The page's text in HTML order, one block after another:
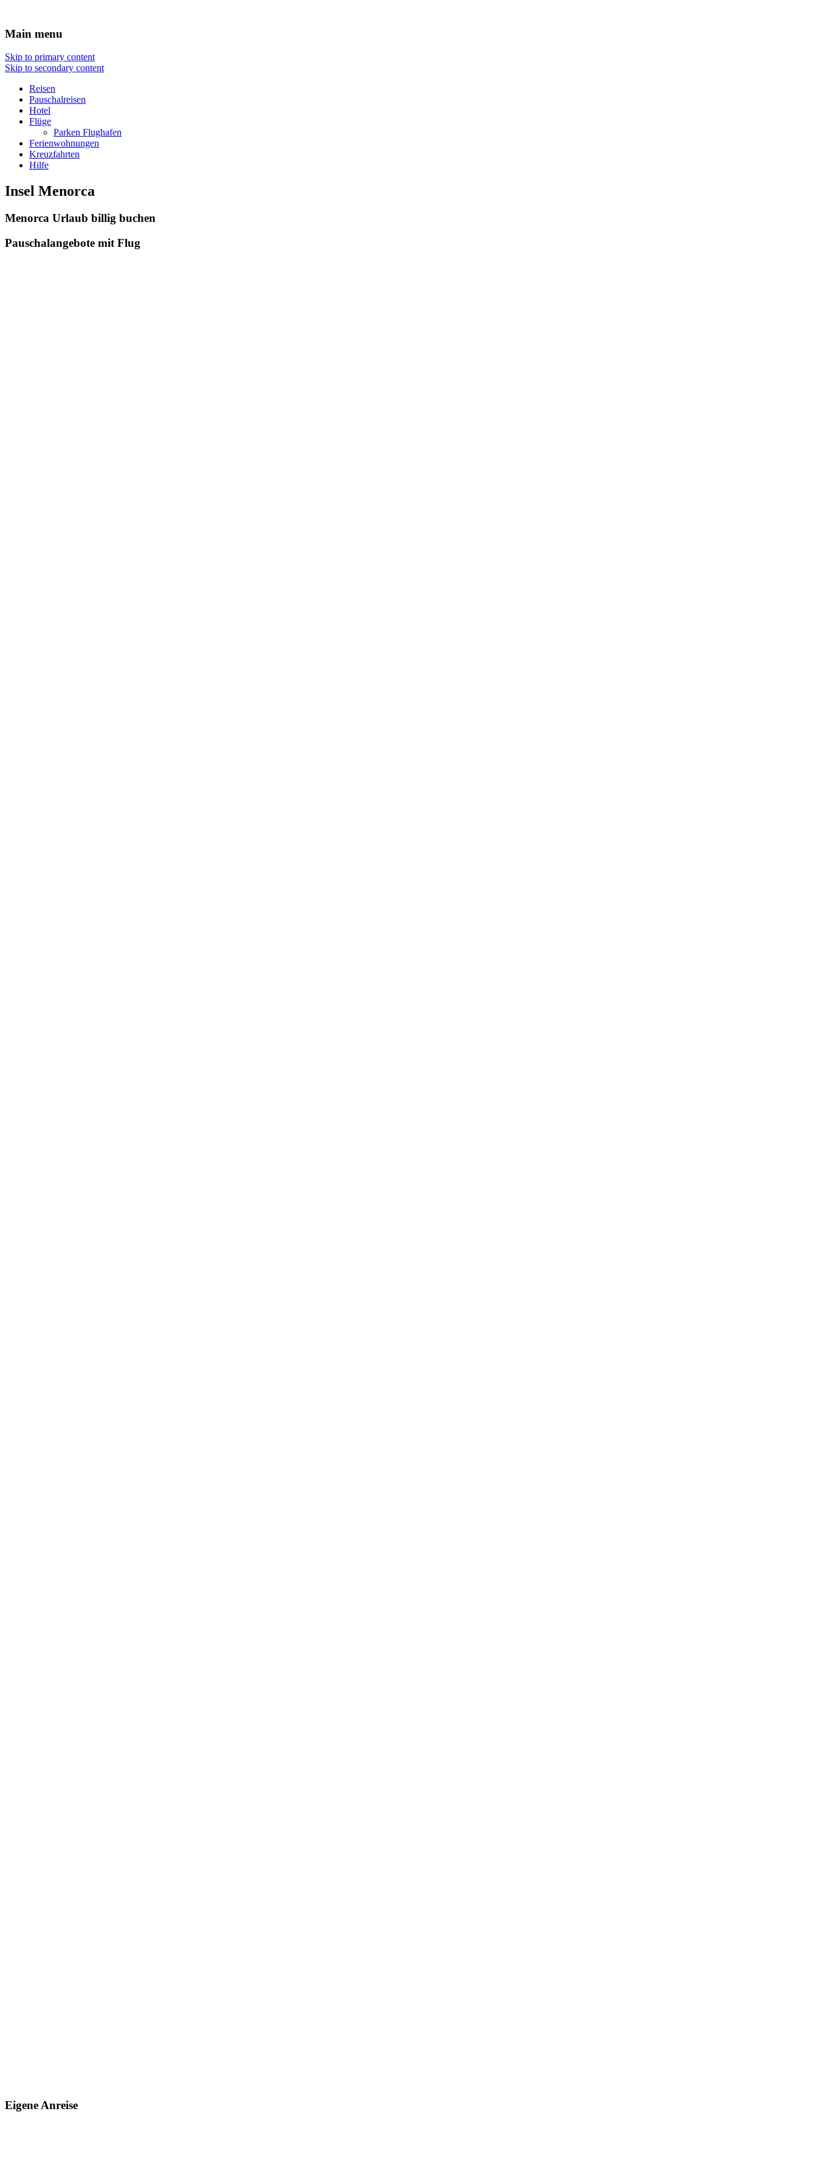
Hotel Flug Reisen
Main menu
Skip to primary content
Skip to secondary content
Reisen
Pauschalreisen
Hotel
Flüge
Parken Flughafen
Ferienwohnungen
Kreuzfahrten
Hilfe
Insel Menorca
Menorca Urlaub billig buchen
Pauschalangebote mit Flug
Eigene Anreise